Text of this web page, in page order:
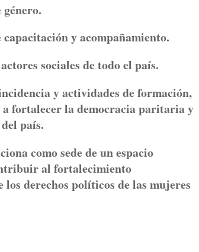
y acompañamiento.
sociales de todo el país.
y actividades de formación,
fortalecer la democracia paritaria y
país.
como sede de un espacio
al fortalecimiento
derechos políticos de las mujeres